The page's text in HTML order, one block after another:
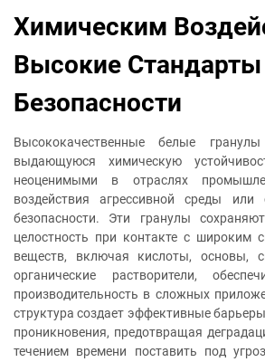
Химическим
Высокие Стандарты
Безопасности
Высококачественные белые
выдающуюся химическую
неоценимыми в отраслях
воздействия агрессивной среды или
безопасности. Эти гранулы
целостность при контакте с широким
веществ, включая кислоты, основы,
органические растворители,
производительность в сложных
структура создает эффективные
проникновения, предотвращая
течением времени поставить под